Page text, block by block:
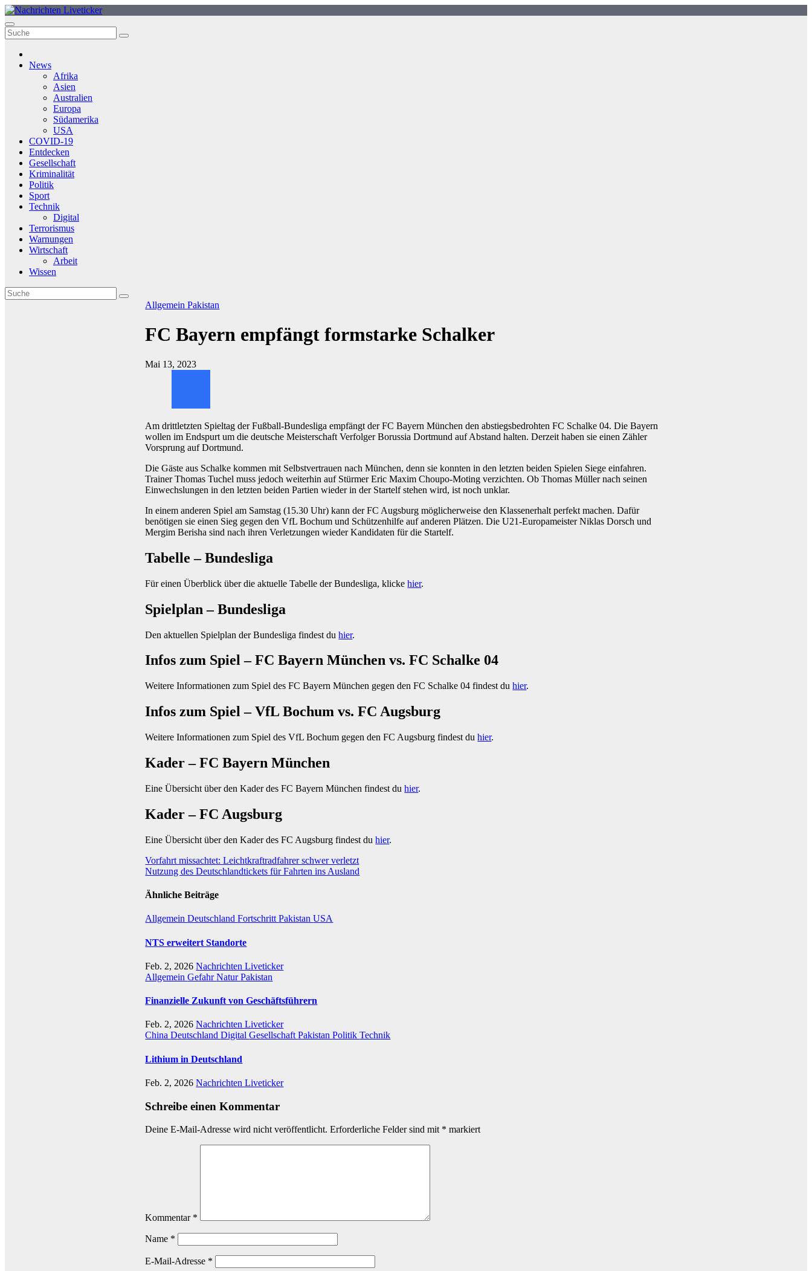
Zum
Inhalt
springen
News
Afrika
Asien
Australien
Europa
Südamerika
USA
COVID-19
Entdecken
Gesellschaft
Kriminalität
Politik
Sport
Technik
Digital
Terrorismus
Warnungen
Wirtschaft
Arbeit
Wissen
AllgemeinPakistan
FC Bayern empfängt formstarke Schalker
Mai 13, 2023
Am drittletzten Spieltag der Fußball-Bundesliga empfängt der FC Bayern München den abstiegsbedrohten FC Schalke 04. Die Bayern
wollen im Endspurt um die deutsche Meisterschaft Verfolger Borussia Dortmund auf Abstand halten. Derzeit haben sie einen Zähler
Vorsprung auf Dortmund.
Die Gäste aus Schalke kommen mit Selbstvertrauen nach München, denn sie konnten in den letzten beiden Spielen Siege einfahren.
Trainer Thomas Tuchel muss jedoch weiterhin auf Stürmer Eric Maxim Choupo-Moting verzichten. Ob Thomas Müller nach seinen
Einwechslungen in den letzten beiden Partien wieder in der Startelf stehen wird, ist noch unklar.
In einem anderen Spiel am Samstag (15.30 Uhr) kann der FC Augsburg möglicherweise den Klassenerhalt perfekt machen. Dafür
benötigen sie einen Sieg gegen den VfL Bochum und Schützenhilfe auf anderen Plätzen. Die U21-Europameister Niklas Dorsch und
Mergim Berisha sind nach ihren Verletzungen wieder Kandidaten für die Startelf.
Tabelle – Bundesliga
Für einen Überblick über die aktuelle Tabelle der Bundesliga, klickehier.
Spielplan – Bundesliga
Den aktuellen Spielplan der Bundesliga findest duhier.
Infos zum Spiel – FC Bayern München vs. FC Schalke 04
Weitere Informationen zum Spiel des FC Bayern München gegen den FC Schalke 04 findest duhier.
Infos zum Spiel – VfL Bochum vs. FC Augsburg
Weitere Informationen zum Spiel des VfL Bochum gegen den FC Augsburg findest duhier.
Kader – FC Bayern München
Eine Übersicht über den Kader des FC Bayern München findest duhier.
Kader – FC Augsburg
Eine Übersicht über den Kader des FC Augsburg findest duhier.
Beitragsnavigation
Vorfahrt missachtet: Leichtkraftradfahrer schwer verletzt
Nutzung des Deutschlandtickets für Fahrten ins Ausland
Ähnliche Beiträge
AllgemeinDeutschlandFortschrittPakistanUSA
NTS erweitert Standorte
Feb. 2, 2026 Nachrichten Liveticker
AllgemeinGefahrNaturPakistan
Finanzielle Zukunft von Geschäftsführern
Feb. 2, 2026 Nachrichten Liveticker
ChinaDeutschlandDigitalGesellschaftPakistanPolitikTechnik
Lithium in Deutschland
Feb. 2, 2026 Nachrichten Liveticker
Schreibe einen Kommentar
Deine E-Mail-Adresse wird nicht veröffentlicht. Erforderliche Felder sind mit * markiert
Kommentar *
Name *
E-Mail-Adresse *